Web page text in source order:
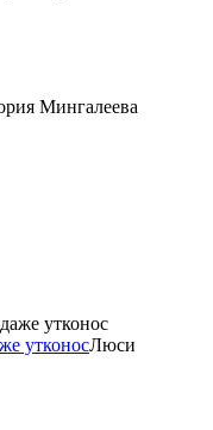
Мингалеева
утконосЛюси